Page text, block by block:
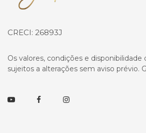
CRECI: 26893J
Os valores, condições e disponibilidade
sujeitos a alterações sem aviso prévio.
YoutubeFacebookInstagram